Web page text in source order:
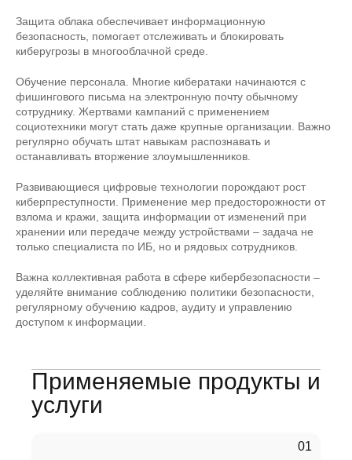
Защита облака обеспечивает информационную
безопасность, помогает отслеживать и блокировать
киберугрозы в многооблачной среде.
Обучение персонала. Многие кибератаки начинаются с
фишингового письма на электронную почту обычному
сотруднику. Жертвами кампаний с применением
социотехники могут стать даже крупные организации. Важно
регулярно обучать штат навыкам распознавать и
останавливать вторжение злоумышленников.
Развивающиеся цифровые технологии порождают рост
киберпреступности. Применение мер предосторожности от
взлома и кражи, защита информации от изменений при
хранении или передаче между устройствами – задача не
только специалиста по ИБ, но и рядовых сотрудников.
Важна коллективная работа в сфере кибербезопасности –
уделяйте внимание соблюдению политики безопасности,
регулярному обучению кадров, аудиту и управлению
доступом к информации.
Применяемые продукты и
услуги